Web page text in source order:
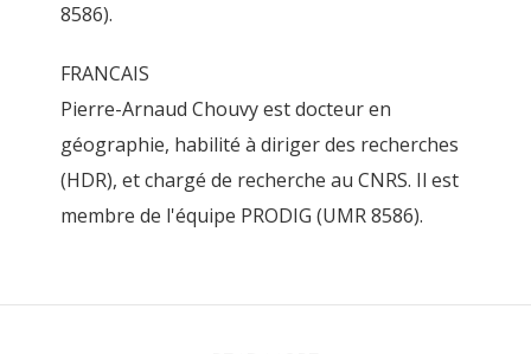
8586).
FRANCAIS
Pierre-Arnaud Chouvy est docteur en
géographie, habilité à diriger des recherches
(HDR), et chargé de recherche au CNRS. Il est
membre de l'équipe PRODIG (UMR 8586).